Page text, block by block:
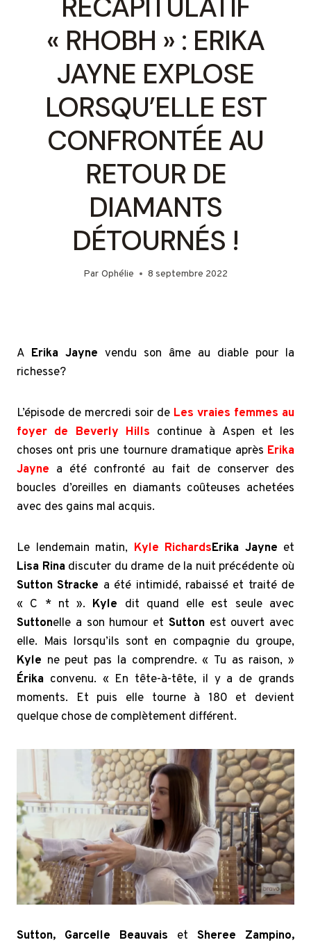
« RHOBH » : ERIKA
JAYNE EXPLOSE
LORSQU’ELLE EST
CONFRONTÉE AU
RETOUR DE
DIAMANTS
DÉTOURNÉS !
Par Ophélie 8 septembre 2022
A Erika Jayne vendu son âme au diable pour la
richesse?
L’épisode de mercredi soir de Les vraies femmes au
foyer de Beverly Hills continue à Aspen et les
choses ont pris une tournure dramatique après Erika
Jayne a été confronté au fait de conserver des
boucles d’oreilles en diamants coûteuses achetées
avec des gains mal acquis.
Le lendemain matin, Kyle RichardsErika Jayne et
Lisa Rinadiscuter du drame de la nuit précédente où
Sutton Stracke a été intimidé, rabaissé et traité de
« C * nt ». Kyle dit quand elle est seule avec
Suttonelle a son humour et Suttonest ouvert avec
elle. Mais lorsqu’ils sont en compagnie du groupe,
Kyle ne peut pas la comprendre. « Tu as raison, »
Érika convenu. « En tête-à-tête, il y a de grands
moments. Et puis elle tourne à 180 et devient
quelque chose de complètement différent.
Sutton, Garcelle Beauvais et Sheree Zampino,